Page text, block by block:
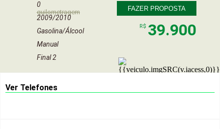
0
quilometragem
2009/2010
Gasolina/Álcool
Manual
Final 2
FAZER PROPOSTA
R$ 39.900
Ver Telefones